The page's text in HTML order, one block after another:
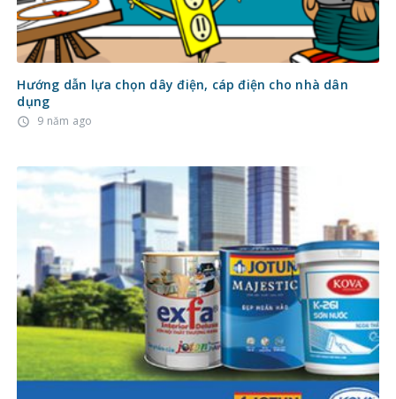
Hướng dẫn lựa chọn dây điện, cáp điện cho nhà dân
dụng
access_time 9 năm ago